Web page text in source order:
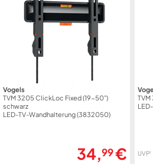
Vogels
TVM 3205 ClickLoc Fixed (19-50")
schwarz
LED-TV-Wandhalterung (3832050)
34,99€ UVP1